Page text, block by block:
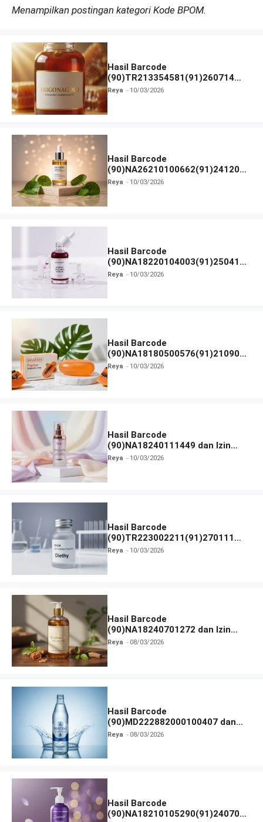
Menampilkan postingan kategori Kode BPOM.
Hasil Barcode
(90)TR213354581(91)260714
dan Izin BPOM
Reya 10/03/2026
Hasil Barcode
(90)NA26210100662(91)241203
dan Izin BPOM
Reya 10/03/2026
Hasil Barcode
(90)NA18220104003(91)250418
dan Izin BPOM
Reya 10/03/2026
Hasil Barcode
(90)NA18180500576(91)210906
dan Izin BPOM
Reya 10/03/2026
Hasil Barcode
(90)NA18240111449 dan Izin
BPOM
Reya 10/03/2026
Hasil Barcode
(90)TR223002211(91)270111
dan Izin BPOM
Reya 10/03/2026
Hasil Barcode
(90)NA18240701272 dan Izin
BPOM
Reya 08/03/2026
Hasil Barcode
(90)MD222882000100407 dan
Izin BPOM
Reya 08/03/2026
Hasil Barcode
(90)NA18210105290(91)240703